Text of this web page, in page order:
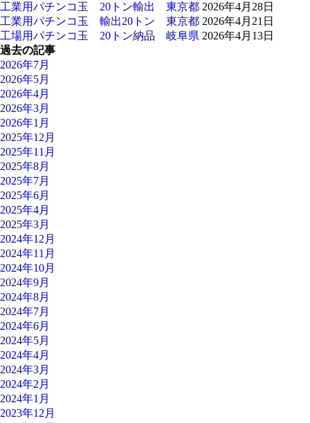
工業用パチンコ玉 20トン輸出 東京都 2026年4月28日
工業用パチンコ玉 輸出20トン 東京都 2026年4月21日
工場用パチンコ玉 20トン納品 岐阜県 2026年4月13日
過去の記事
2026年7月
2026年5月
2026年4月
2026年3月
2026年1月
2025年12月
2025年11月
2025年8月
2025年7月
2025年6月
2025年4月
2025年3月
2024年12月
2024年11月
2024年10月
2024年9月
2024年8月
2024年7月
2024年6月
2024年5月
2024年4月
2024年3月
2024年2月
2024年1月
2023年12月